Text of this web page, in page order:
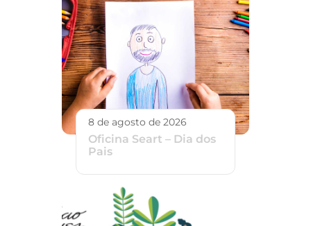
8 de agosto de 2026
Oficina Seart – Dia dos
Pais